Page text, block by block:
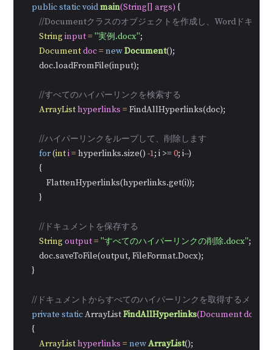
publicstaticvoidmain(String[] args) {
//Documentクラスのオブジェクトを作成し、Wordドキュメ
Stringinput="実例.docx";
Documentdoc=newDocument();
        doc.loadFromFile(input);
//すべてのハイパーリンクを検索する
ArrayListhyperlinks = FindAllHyperlinks(doc);
//ハイパーリンクをループして、削除します
for (inti= hyperlinks.size() -1; i >= 0; i--)
        {
            FlattenHyperlinks(hyperlinks.get(i));
        }
//ドキュメントを保存する
Stringoutput="すべてのハイパーリンクの削除.docx";
        doc.saveToFile(output, FileFormat.Docx);
    }
//ドキュメントからすべてのハイパーリンクを取得するメソ
private static ArrayList FindAllHyperlinks(Document
    {
ArrayListhyperlinks =newArrayList();